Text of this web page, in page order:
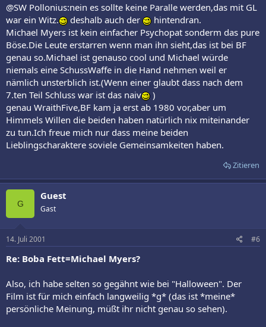
@SW Pollonius:nein es sollte keine Paralle werden,das mit GL
war ein Witz.
deshalb auch der
hintendran.
Michael Myers ist kein einfacher Psychopat sonderm das pure
Böse.Die Leute erstarren wenn man ihn sieht,das ist bei BF
genau so.Michael ist genauso cool und Michael würde
niemals eine SchussWaffe in die Hand nehmen weil er
nämlich unsterblich ist.(Wenn einer glaubt dass nach dem
7.ten Teil Schluss war ist das naiv
)
genau WraithFive,BF kam ja erst ab 1980 vor,aber um
Himmels Willen die beiden haben natürlich nix miteinander
zu tun.Ich freue mich nur dass meine beiden
Lieblingscharaktere soviele Gemeinsamkeiten haben.
Zitieren
G
Guest
Gast
14. Juli 2001 #6
Re: Boba Fett=Michael Myers?
Also, ich habe selten so gegähnt wie bei "Halloween". Der
Film ist für mich einfach langweilig *g* (das ist *meine*
persönliche Meinung, müßt ihr nicht genau so sehen).